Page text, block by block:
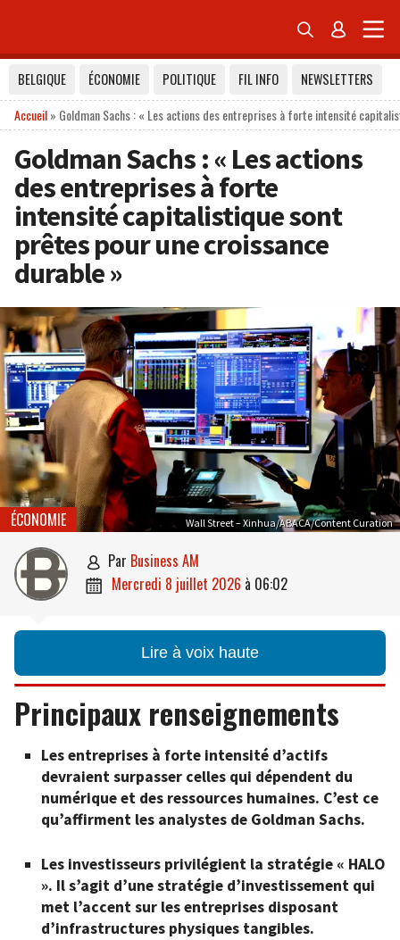
 
BELGIQUE ÉCONOMIE POLITIQUE FIL INFO
NEWSLETTERS
Accueil» Goldman Sachs : « Les actions des entreprises à forte intensité
Goldman Sachs : « Les actions
des entreprises à forte
intensité capitalistique sont
prêtes pour une croissance
durable »
Wall Street – Xinhua/ABACA/Content Curation
ÉCONOMIE
 par Business AM
 mercredi 8 juillet 2026 à 06:02
Lire à voix haute
Principaux renseignements
Les entreprises à forte intensité d’actifs
devraient surpasser celles qui dépendent du
numérique et des ressources humaines. C’est ce
qu’affirment les analystes de Goldman Sachs.
Les investisseurs privilégient la stratégie « HALO
». Il s’agit d’une stratégie d’investissement qui
met l’accent sur les entreprises disposant
d’infrastructures physiques tangibles.